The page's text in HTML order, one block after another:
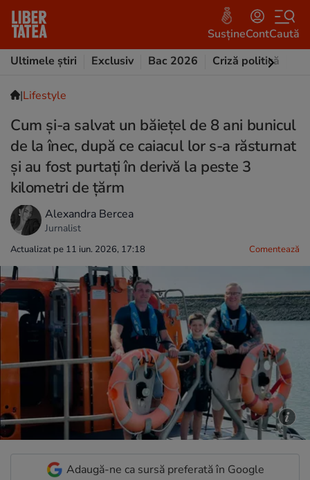
SusțineContCaută
Ultimele știri
Exclusiv Bac 2026 Criză politică
|Lifestyle
Cum și-a salvat un băiețel de 8 ani bunicul
de la înec, după ce caiacul lor s-a răsturnat
și au fost purtați în derivă la peste 3
kilometri de țărm
Alexandra Bercea
Jurnalist
Actualizat pe 11 iun. 2026, 17:18 Comentează
Adaugă-ne ca sursă preferată în Google